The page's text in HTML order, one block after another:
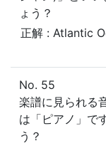
ょう？
正解 : Atlantic
No. 55
楽譜に見られる
は「ピアノ」で
う？